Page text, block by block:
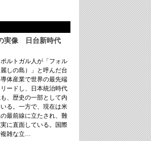
実像 日台新時代
ルトガル人が「フォル
しの島）」と呼んだ台
体産業で世界の最先端
ードし、日本統治時代
、歴史の一部として内
る。一方で、現在は米
最前線に立たされ、難
に直面している。国際
雑な立…